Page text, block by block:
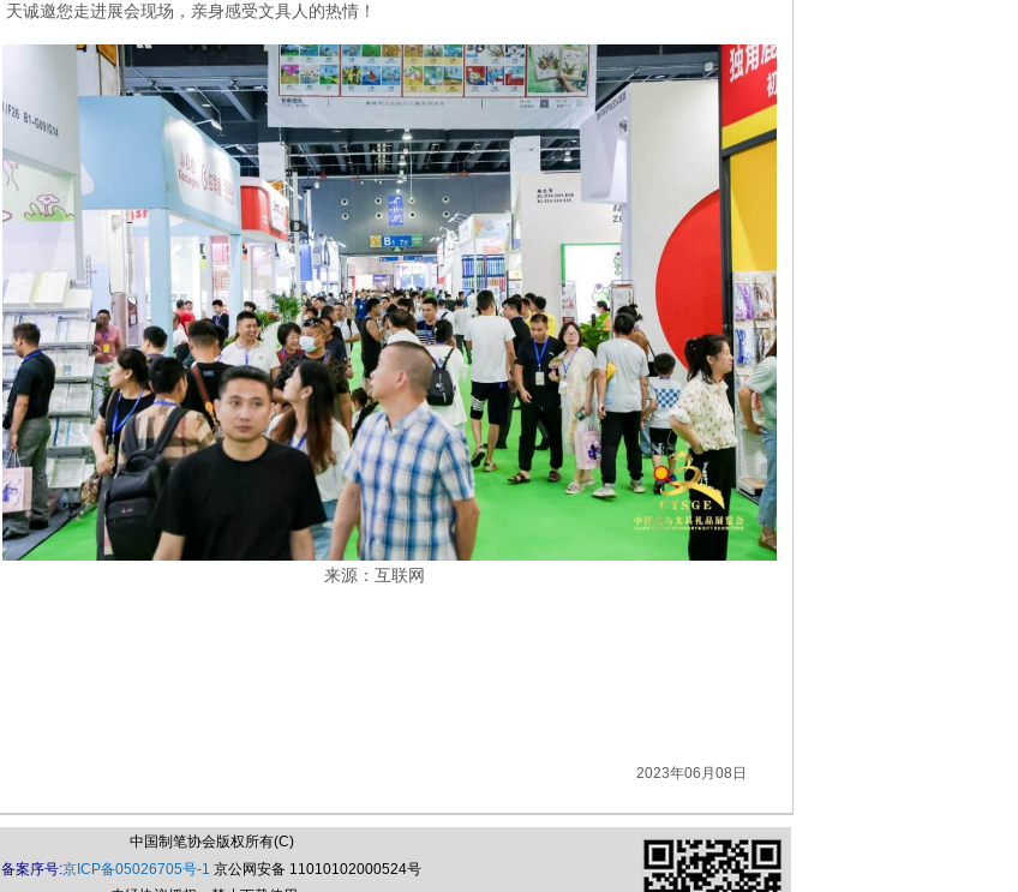
天诚邀您走进展会现场，亲身感受文具人的热情！
来源：互联网
2023年06月08日
中国制笔协会版权所有(C)
备案序号:京ICP备05026705号-1 京公网安备 11010102000524号